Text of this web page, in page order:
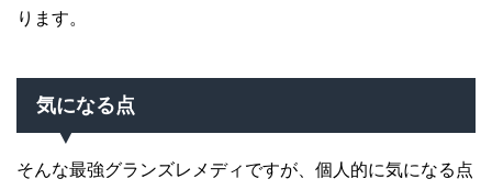
ります。
気になる点
そんな最強グランズレメディですが、個人的に気になる点